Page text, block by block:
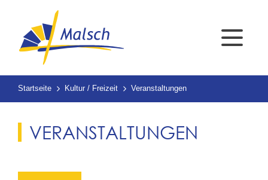
Startseite Kultur / Freizeit Veranstaltungen
VERANSTALTUNGEN